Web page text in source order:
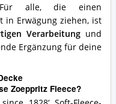
Für alle, die einen
in Erwägung ziehen, ist
Verarbeitungund
Ergänzung für deine
Zoeppritz Fleece?